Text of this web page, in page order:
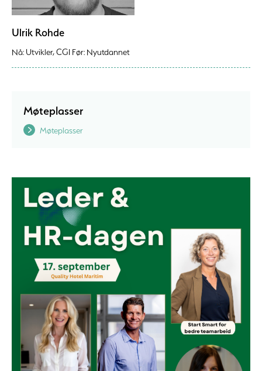
Ulrik Rohde
Nå: Utvikler, CGI Før: Nyutdannet
Møteplasser
Møteplasser